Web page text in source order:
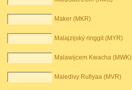
Maker (MKR)
Malajzijský ringgit (MYR)
Malawijcem Kwacha (MWK)
Maledivy Rufiyaa (MVR)